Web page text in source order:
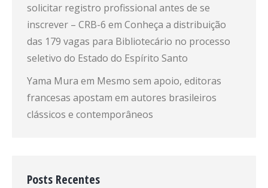
solicitar registro profissional antes de se
inscrever – CRB-6 em Conheça a distribuição
das 179 vagas para Bibliotecário no processo
seletivo do Estado do Espírito Santo
Yama Mura em Mesmo sem apoio, editoras
francesas apostam em autores brasileiros
clássicos e contemporâneos
Posts Recentes